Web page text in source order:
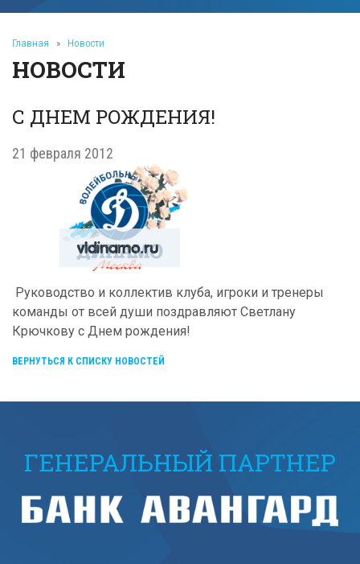
Главная » Новости
НОВОСТИ
С ДНЕМ РОЖДЕНИЯ!
21 февраля 2012
Руководство и коллектив клуба, игроки и тренеры
команды от всей души поздравляют Светлану
Крючкову с Днем рождения!
ВЕРНУТЬСЯ К СПИСКУ НОВОСТЕЙ
ГЕНЕРАЛЬНЫЙ ПАРТНЕР